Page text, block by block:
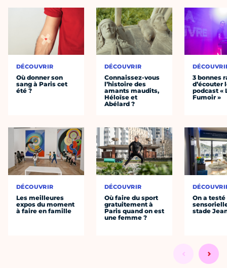
DÉCOUVRIR
Où donner son
sang à Paris cet
été ?
DÉCOUVRIR
Les meilleures
expos du moment
à faire en famille
DÉCOUVRIR
Connaissez-vous
l’histoire des
amants maudits,
Héloïse et
Abélard ?
DÉCOUVRIR
Où faire du sport
gratuitement à
Paris quand on est
une femme ?
3 bonnes
d’écouter
podcast «
Fumoir »
On a
stade